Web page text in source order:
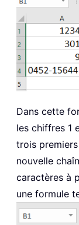
Dans cette
les chiffres 1
trois
nouvelle
caractères à
une formule